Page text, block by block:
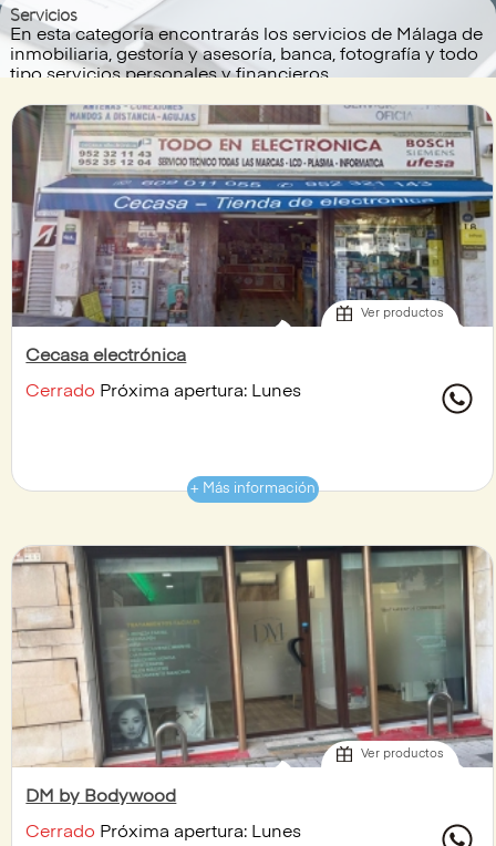
Servicios
En esta categoría encontrarás los servicios de Málaga de
inmobiliaria, gestoría y asesoría, banca, fotografía y todo
tipo servicios personales y financieros.
Ver productos
Cecasa electrónica
Cerrado Próxima apertura: Lunes
+ Más información
Ver productos
DM by Bodywood
Cerrado Próxima apertura: Lunes